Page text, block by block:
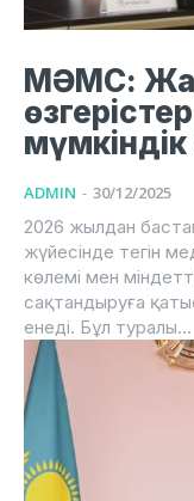
МӘМС:
өзгерістер
ADMIN - 30/12/2025
2026 жылдан
жүйесінде тегін
көлемі мен
сақтандыруға
енеді. Бұл туралы...